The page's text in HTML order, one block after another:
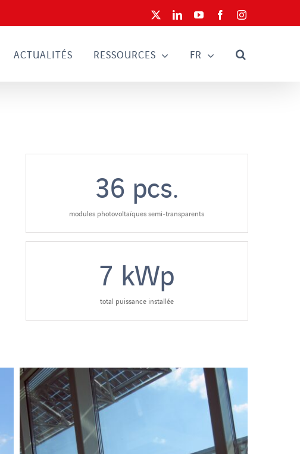
LinkedInYouTubeFacebookInstagram
ACTUALITÉS RESSOURCES FR
36 pcs.
modules photovoltaïques semi-transparents
7 kWp
total puissance installée